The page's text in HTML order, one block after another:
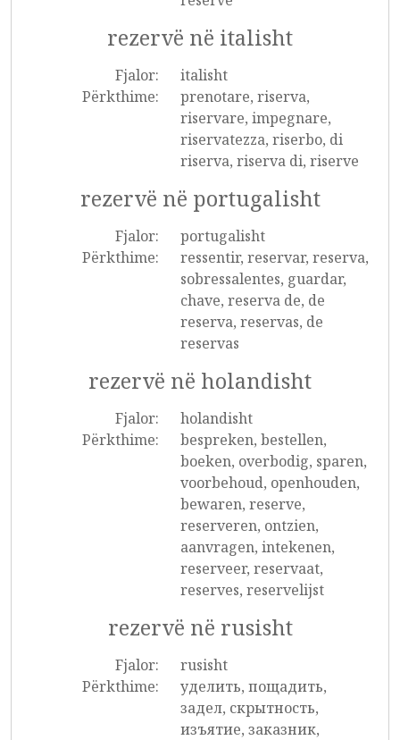
rezervë në italisht
Fjalor:
italisht
Përkthime:
prenotare, riserva,
riservare, impegnare,
riservatezza, riserbo, di
riserva, riserva di, riserve
rezervë në portugalisht
Fjalor:
portugalisht
Përkthime:
ressentir, reservar, reserva,
sobressalentes, guardar,
chave, reserva de, de
reserva, reservas, de
reservas
rezervë në holandisht
Fjalor:
holandisht
Përkthime:
bespreken, bestellen,
boeken, overbodig, sparen,
voorbehoud, openhouden,
bewaren, reserve,
reserveren, ontzien,
aanvragen, intekenen,
reserveer, reservaat,
reserves, reservelijst
rezervë në rusisht
Fjalor:
rusisht
Përkthime:
уделить, пощадить,
задел, скрытность,
изъятие, заказник,